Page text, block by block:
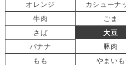
オレンジ
カシューナ
牛肉
ごま
さば
大豆
バナナ
豚肉
もも
やまいも